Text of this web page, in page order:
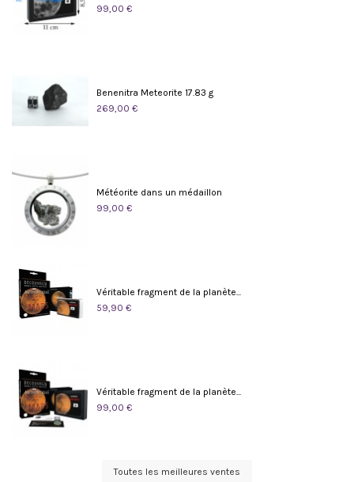
99,00 €
Benenitra Meteorite 17.83 g
269,00 €
Météorite dans un médaillon
99,00 €
Véritable fragment de la planète...
59,90 €
Véritable fragment de la planète...
99,00 €
Toutes les meilleures ventes